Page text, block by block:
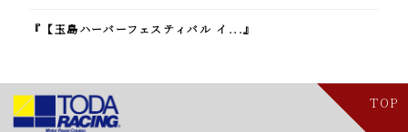
『【玉島ハーバーフェスティバル イ...』
TOP